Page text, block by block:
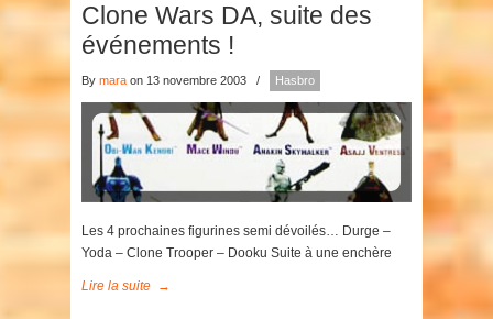
Clone Wars DA, suite des
événements !
By mara on 13 novembre 2003 / Hasbro
Les 4 prochaines figurines semi dévoilés… Durge –
Yoda – Clone Trooper – Dooku Suite à une enchère
Lire la suite →